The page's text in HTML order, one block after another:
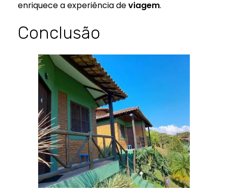
enriquece a experiência deviagem.
Conclusão